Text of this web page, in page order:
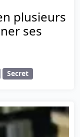
plusieurs
ses
Secret